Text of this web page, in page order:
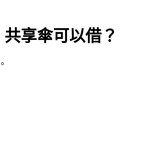
享傘可以借？